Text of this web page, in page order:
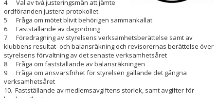
4. Val av två̊ justeringsmän att jämte
ordföranden justera protokollet
5. Fråga om mötet blivit behörigen sammankallat
6. Fastställande av dagordning
7. Föredragning av styrelsens verksamhetsberättelse samt av
klubbens resultat- och balansräkning och revisorernas berättelse över
styrelsens förvaltning av det senaste verksamhetsåret
8. Fråga om fastställande av balansräkningen
9. Fråga om ansvarsfrihet för styrelsen gällande det gångna
verksamhetsåret
10. Fastställande av medlemsavgiftens storlek, samt avgifter för